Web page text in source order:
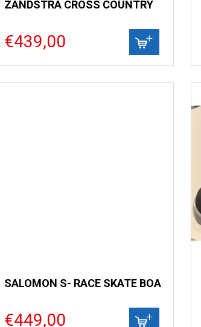
ZANDSTRA CROSS COUNTRY
€439,00
SALOMON S- RACE SKATE BOA
€449,00